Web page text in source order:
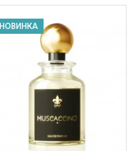
НОВИНКА